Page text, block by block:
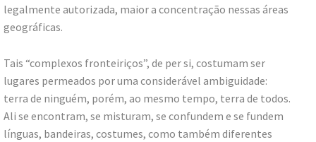
legalmente autorizada, maior a concentração nessas áreas
geográficas.
Tais “complexos fronteiriços”, de per si, costumam ser
lugares permeados por uma considerável ambiguidade:
terra de ninguém, porém, ao mesmo tempo, terra de todos.
Ali se encontram, se misturam, se confundem e se fundem
línguas, bandeiras, costumes, como também diferentes